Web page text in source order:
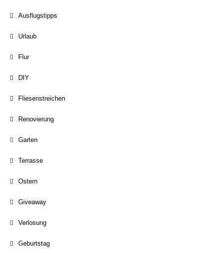
Ausflugstipps
Urlaub
Flur
DIY
Fliesenstreichen
Renovierung
Garten
Terrasse
Ostern
Giveaway
Verlosung
Geburtstag